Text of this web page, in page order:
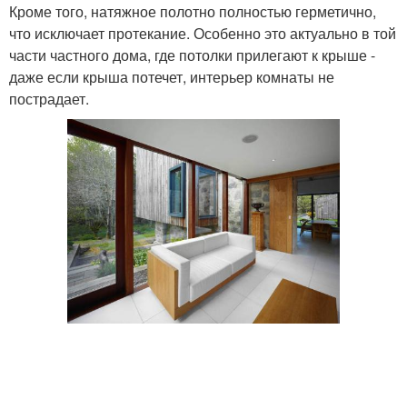
Кроме того, натяжное полотно полностью герметично,
что исключает протекание. Особенно это актуально в той
части частного дома, где потолки прилегают к крыше -
даже если крыша потечет, интерьер комнаты не
пострадает.